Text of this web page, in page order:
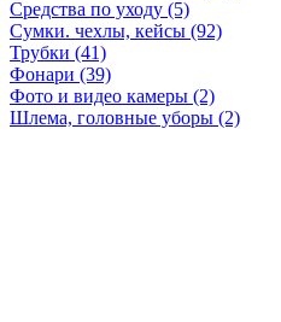
Средства по уходу (5)
Сумки. чехлы, кейсы (92)
Трубки (41)
Фонари (39)
Фото и видео камеры (2)
Шлема, головные уборы (2)